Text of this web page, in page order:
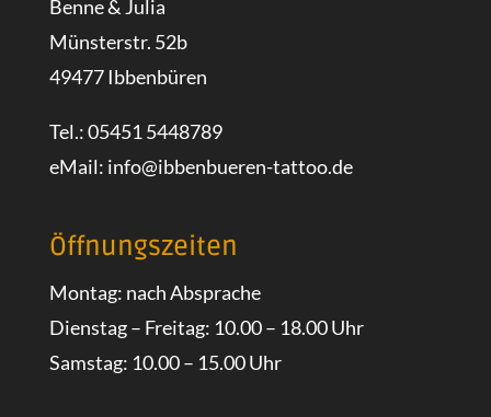
Benne & Julia
Münsterstr. 52b
49477 Ibbenbüren
Tel.: 05451 5448789
eMail: info@ibbenbueren-tattoo.de
Öffnungszeiten
Montag: nach Absprache
Dienstag – Freitag: 10.00 – 18.00 Uhr
Samstag: 10.00 – 15.00 Uhr